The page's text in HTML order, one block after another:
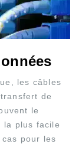
les câbles
de
le
la plus facile
pour les